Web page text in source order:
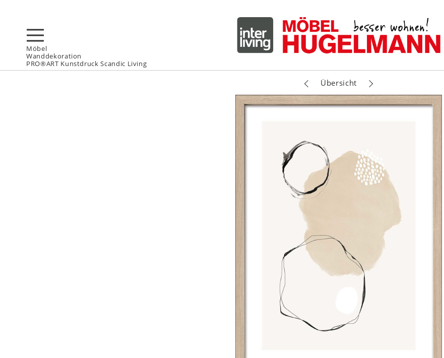
Möbel
Wanddekoration
PRO®ART Kunstdruck Scandic Living
Übersicht